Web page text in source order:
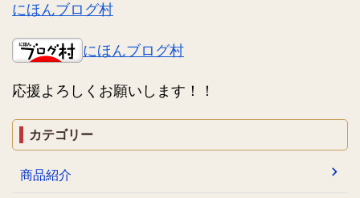
にほんブログ村
にほんブログ村
応援よろしくお願いします！！
カテゴリー
商品紹介